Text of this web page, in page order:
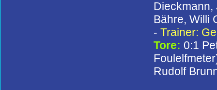
Bähre, Willi
- Trainer:
Tore: 0:1
Rudolf